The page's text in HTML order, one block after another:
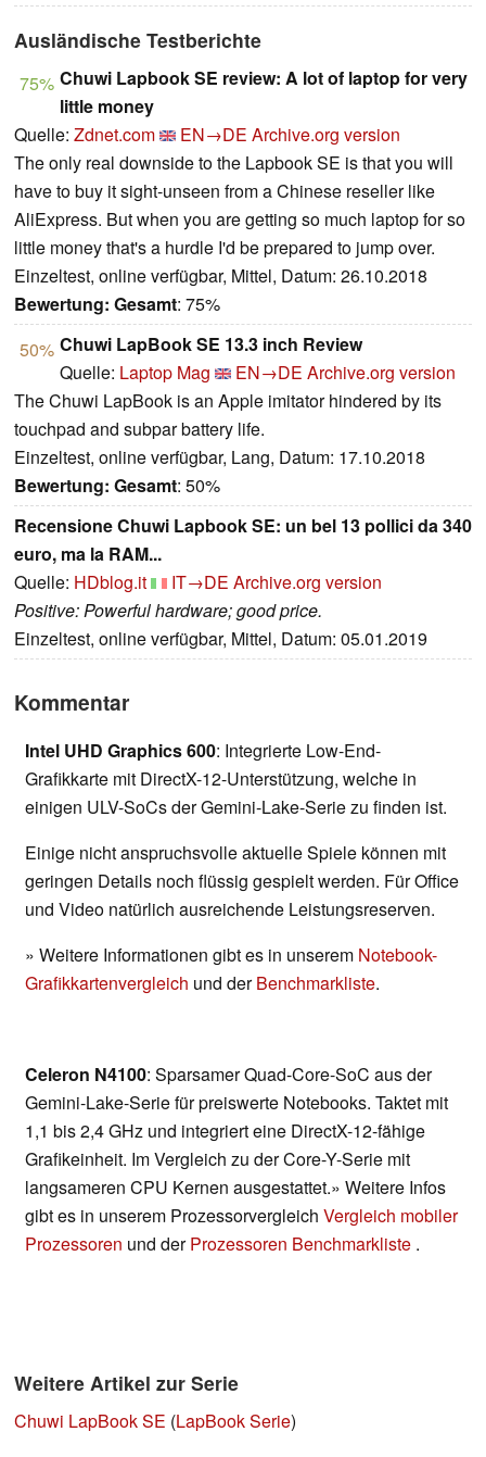
Ausländische Testberichte
75% Chuwi Lapbook SE review: A lot of laptop for very
little money
Quelle: Zdnet.com EN→DE Archive.org version
The only real downside to the Lapbook SE is that you will
have to buy it sight-unseen from a Chinese reseller like
AliExpress. But when you are getting so much laptop for so
little money that's a hurdle I'd be prepared to jump over.
Einzeltest, online verfügbar, Mittel, Datum: 26.10.2018
Bewertung: Gesamt: 75%
50% Chuwi LapBook SE 13.3 inch Review
Quelle: Laptop Mag EN→DE Archive.org version
The Chuwi LapBook is an Apple imitator hindered by its
touchpad and subpar battery life.
Einzeltest, online verfügbar, Lang, Datum: 17.10.2018
Bewertung: Gesamt: 50%
Recensione Chuwi Lapbook SE: un bel 13 pollici da 340
euro, ma la RAM...
Quelle: HDblog.it IT→DE Archive.org version
Positive: Powerful hardware; good price.
Einzeltest, online verfügbar, Mittel, Datum: 05.01.2019
Kommentar
Intel UHD Graphics 600: Integrierte Low-End-
Grafikkarte mit DirectX-12-Unterstützung, welche in
einigen ULV-SoCs der Gemini-Lake-Serie zu finden ist.
Einige nicht anspruchsvolle aktuelle Spiele können mit
geringen Details noch flüssig gespielt werden. Für Office
und Video natürlich ausreichende Leistungsreserven.
» Weitere Informationen gibt es in unserem Notebook-
Grafikkartenvergleich und derBenchmarkliste.
Celeron N4100: Sparsamer Quad-Core-SoC aus der
Gemini-Lake-Serie für preiswerte Notebooks. Taktet mit
1,1 bis 2,4 GHz und integriert eine DirectX-12-fähige
Grafikeinheit. Im Vergleich zu der Core-Y-Serie mit
langsameren CPU Kernen ausgestattet.» Weitere Infos
gibt es in unserem Prozessorvergleich Vergleich mobiler
Prozessoren und derProzessoren Benchmarkliste .
Weitere Artikel zur Serie
Chuwi LapBook SE (LapBook Serie)